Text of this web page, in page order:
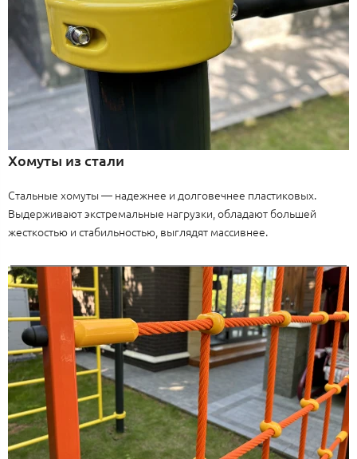
Хомуты из стали
Стальные хомуты — надежнее и долговечнее пластиковых.
Выдерживают экстремальные нагрузки, обладают большей
жесткостью и стабильностью, выглядят массивнее.